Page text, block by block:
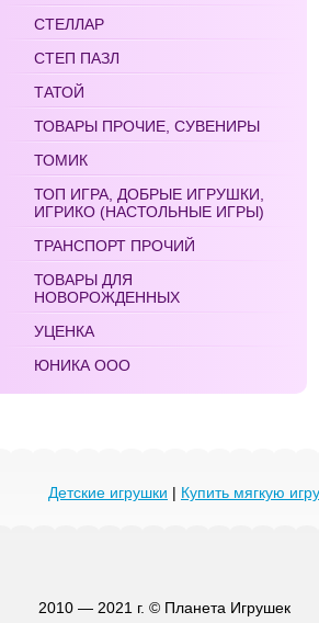
СТЕЛЛАР
СТЕП ПАЗЛ
ТАТОЙ
ТОВАРЫ ПРОЧИЕ, СУВЕНИРЫ
ТОМИК
ТОП ИГРА, ДОБРЫЕ ИГРУШКИ,
ИГРИКО (НАСТОЛЬНЫЕ ИГРЫ)
ТРАНСПОРТ ПРОЧИЙ
ТОВАРЫ ДЛЯ
НОВОРОЖДЕННЫХ
УЦЕНКА
ЮНИКА ООО
Детские игрушки | Купить мягкую
2010 — 2021 г. © Планета Игрушек